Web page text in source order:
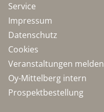
Service
Impressum
Datenschutz
Cookies
Veranstaltungen melden
Oy-Mittelberg intern
Prospektbestellung